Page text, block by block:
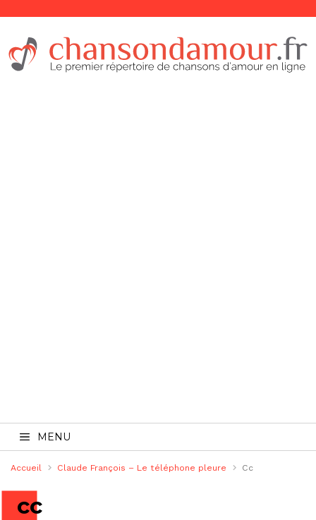
MENU
Accueil Claude François – Le téléphone pleure Cc
cc